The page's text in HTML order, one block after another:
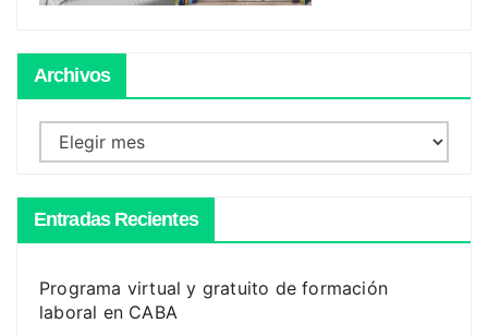
Archivos
Archivos
Entradas Recientes
Programa virtual y gratuito de formación
laboral en CABA